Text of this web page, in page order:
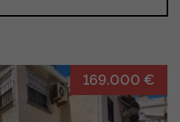
169.000 €